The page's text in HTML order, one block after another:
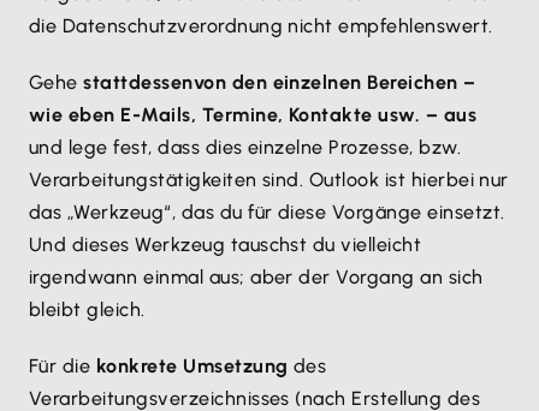
die Datenschutzverordnung nicht empfehlenswert.
Gehe stattdessenvon den einzelnen Bereichen –
wie eben E-Mails, Termine, Kontakte usw. – aus
und lege fest, dass dies einzelne Prozesse, bzw.
Verarbeitungstätigkeiten sind. Outlook ist hierbei nur
das „Werkzeug“, das du für diese Vorgänge einsetzt.
Und dieses Werkzeug tauschst du vielleicht
irgendwann einmal aus; aber der Vorgang an sich
bleibt gleich.
Für die konkrete Umsetzung des
Verarbeitungsverzeichnisses (nach Erstellung des